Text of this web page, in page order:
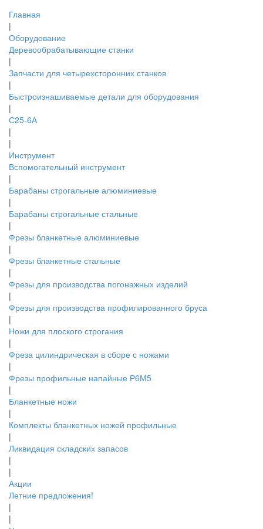
Главная
|
Оборудование
Деревообрабатывающие станки
|
Запчасти для четырехсторонних станков
|
Быстроизнашиваемые детали для оборудования
|
С25-6А
|
|
Инструмент
Вспомогательный инструмент
|
Барабаны строгальные алюминиевые
|
Барабаны строгальные стальные
|
Фрезы бланкетные алюминиевые
|
Фрезы бланкетные стальные
|
Фрезы для производства погонажных изделий
|
Фрезы для производства профилированного бруса
|
Ножи для плоского строгания
|
Фреза цилиндрическая в сборе с ножами
|
Фрезы профильные напайные Р6М5
|
Бланкетные ножи
|
Комплекты бланкетных ножей профильные
|
Ликвидация складских запасов
|
|
Акции
Летние предложения!
|
|